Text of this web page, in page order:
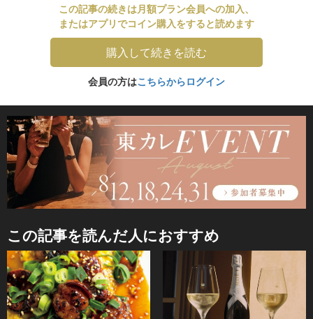
この記事の続きは月額プラン会員への加入、
またはアプリでコイン購入をすると読めます
購入して続きを読む
会員の方はこちらからログイン
この記事を読んだ人におすすめ